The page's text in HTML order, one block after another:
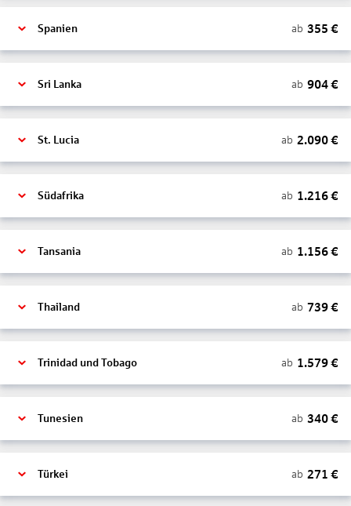
Spanien ab 355 €
Sri Lanka ab 904€
St. Lucia ab 2.090€
Südafrika ab 1.216€
Tansania ab 1.156€
Thailand ab 739€
Trinidad und Tobago ab 1.579€
Tunesien ab 340€
Türkei ab 271 €